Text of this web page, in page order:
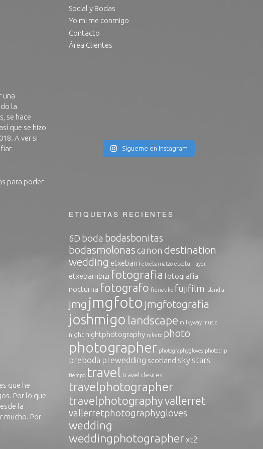
una
la
se hace
que se hizo
A ver si
para poder
que he
Por lo que
la
mucho. Por
Social y Bodas
Yo mi me conmigo
Contacto
Área Clientes
Sígueme en Instagram
ETIQUETAS RECIENTES
6D boda bodasbonitas
bodasmolonascanon destination
wedding etxebarri etxebarriatzo etxebarriayer
etxebarribizi fotografia fotografia
nocturna fotografo frenetiko fujifilm islandia
jmg jmgfoto jmgfotografia
joshmigo landscape milkyway music
night nightphotography niketz photo
photographer photographygloves phototrip
preboda prewedding scotland sky stars
tiempo travel travel desires
travelphotographer
travelphotographyvallerret
vallerretphotographygloves
wedding
weddingphotographer xt2